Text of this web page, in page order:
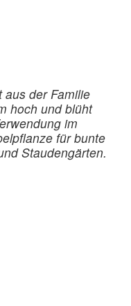
aus der Familie
hoch und blüht
im
für bunte
Staudengärten.